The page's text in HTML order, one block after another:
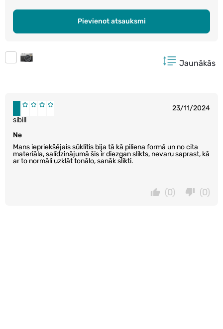
Pievienot atsauksmi
Jaunākās
23/11/2024
Ne
Mans iepriekšējais sūklītis bija tā kā piliena formā un no cita
materiāla, salīdzinājumā šis ir diezgan slikts, nevaru saprast, kā
ar to normāli uzklāt tonālo, sanāk slikti.
sibill
(0)
(0)